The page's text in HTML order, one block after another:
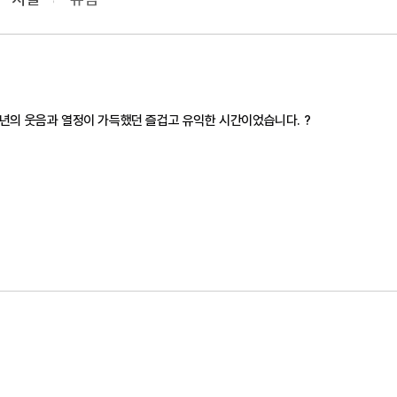
의 웃음과 열정이 가득했던 즐겁고 유익한 시간이었습니다. ?